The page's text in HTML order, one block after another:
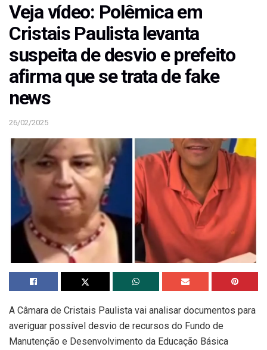
Veja vídeo: Polêmica em
Cristais Paulista levanta
suspeita de desvio e prefeito
afirma que se trata de fake
news
26/02/2025
A Câmara de Cristais Paulista vai analisar documentos para
averiguar possível desvio de recursos do Fundo de
Manutenção e Desenvolvimento da Educação Básica